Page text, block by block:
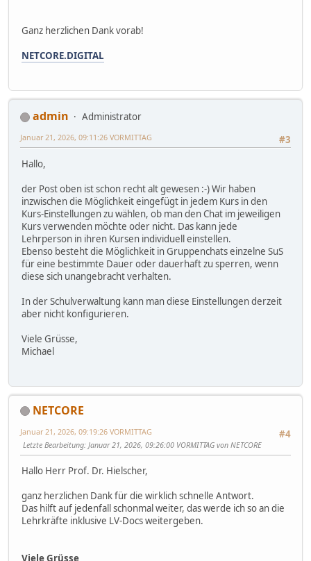
Ganz herzlichen Dank vorab!
NETCORE.DIGITAL
admin
Administrator
#3
Januar 21, 2026, 09:11:26 VORMITTAG
Hallo,
der Post oben ist schon recht alt gewesen :-) Wir haben
inzwischen die Möglichkeit eingefügt in jedem Kurs in den
Kurs-Einstellungen zu wählen, ob man den Chat im jeweiligen
Kurs verwenden möchte oder nicht. Das kann jede
Lehrperson in ihren Kursen individuell einstellen.
Ebenso besteht die Möglichkeit in Gruppenchats einzelne SuS
für eine bestimmte Dauer oder dauerhaft zu sperren, wenn
diese sich unangebracht verhalten.
In der Schulverwaltung kann man diese Einstellungen derzeit
aber nicht konfigurieren.
Viele Grüsse,
Michael
NETCORE
#4
Januar 21, 2026, 09:19:26 VORMITTAG
Letzte Bearbeitung: Januar 21, 2026, 09:26:00 VORMITTAG von NETCORE
Hallo Herr Prof. Dr. Hielscher,
ganz herzlichen Dank für die wirklich schnelle Antwort.
Das hilft auf jedenfall schonmal weiter, das werde ich so an die
Lehrkräfte inklusive LV-Docs weitergeben.
Viele Grüsse,